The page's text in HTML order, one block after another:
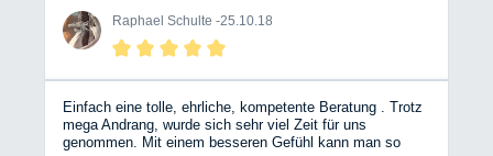
hat sich gezeigt, das die Kollegen ihr Handwerk
verstehen, da sie schon eine Idee hatte wo es her
kommt. EIne verbogene Trittstufe wurde gerichtet, das
Raphael Schulte -25.10.18
Einfach eine tolle, ehrliche, kompetente Beratung . Trotz
mega Andrang, wurde sich sehr viel Zeit für uns
genommen. Mit einem besseren Gefühl kann man so